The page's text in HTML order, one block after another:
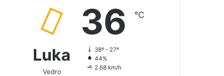
Luka
Vedro
36 ℃
38º - 27º
44%
2.68 km/h